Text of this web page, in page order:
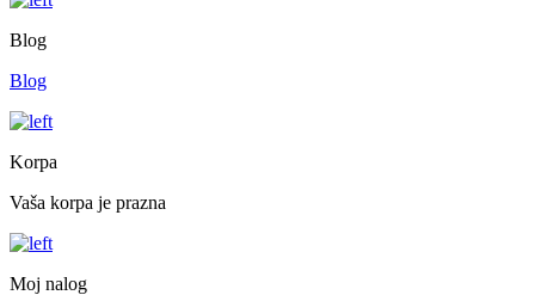
Blog
Blog
Korpa
Vaša korpa je prazna
Moj nalog